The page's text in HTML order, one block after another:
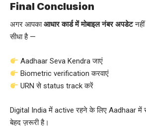
Final Conclusion
अगर आपकाआधार कार्ड में मोबाइल नंबर अपडेटनहीं
सीधा है —
Aadhaar Seva Kendra जाएं
Biometric verification करवाएं
URN से status track करें
Digital India में active रहने के लिए Aadhaar में
बेहद ज़रूरी है।